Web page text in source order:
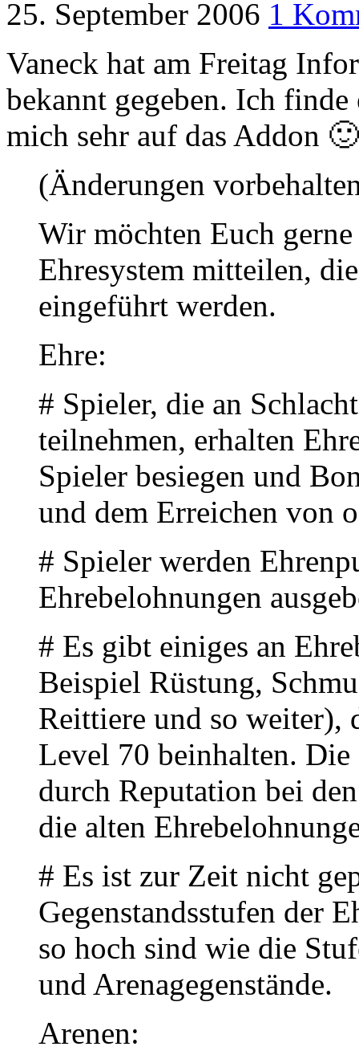
25. September 2006 1
Vaneck hat am Freitag
bekannt gegeben. Ich finde
mich sehr auf das Addon 🙂
(Änderungen
Wir möchten Euch
Ehresystem mitteilen,
eingeführt werden.
Ehre:
# Spieler, die an
teilnehmen, erhalten
Spieler besiegen und
und dem Erreichen von
# Spieler werden
Ehrebelohnungen
# Es gibt einiges an
Beispiel Rüstung,
Reittiere und so weiter),
Level 70 beinhalten. Die
durch Reputation bei
die alten
# Es ist zur Zeit nicht
Gegenstandsstufen der
so hoch sind wie die
und Arenagegenstände.
Arenen: